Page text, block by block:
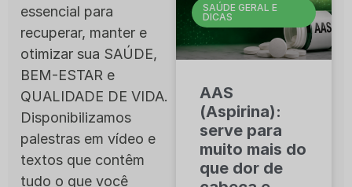
essencial para
recuperar, manter e
otimizar sua SAÚDE,
BEM-ESTAR e
QUALIDADE DE VIDA.
Disponibilizamos
palestras em vídeo e
textos que contêm
tudo o que você
SAÚDE GERAL E
DICAS
AAS
(Aspirina):
serve para
muito mais do
que dor de